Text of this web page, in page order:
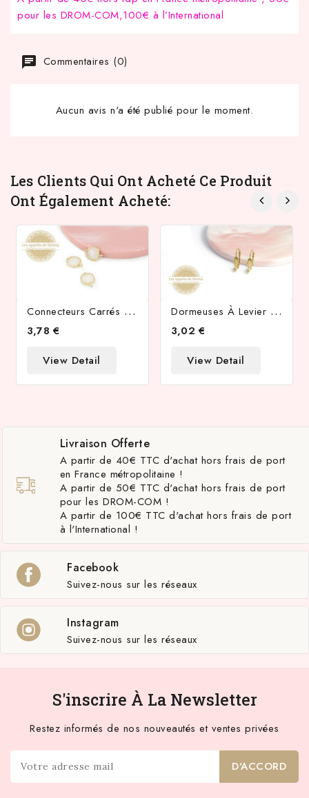
pour les DROM-COM,100€ à l’International
Commentaires (0)
Aucun avis n'a été publié pour le moment.
Les Clients Qui Ont Acheté Ce Produit
Ont Également Acheté:
C
Onnecteurs Carrés En Laiton Doré Verre À Facettes White Smoke
3,78 €
View Detail
D
Ormeuses À Levier En Acier Inoxydable 304 Doré
3,02 €
View Detail
Livraison Offerte
A partir de 40€ TTC d'achat hors frais de port
en France métropolitaine !
A partir de 50€ TTC d'achat hors frais de port
pour les DROM-COM !
A partir de 100€ TTC d'achat hors frais de port
à l'International !
Facebook
Suivez-nous sur les réseaux
Instagram
Suivez-nous sur les réseaux
S'inscrire À La Newsletter
Restez informés de nos nouveautés et ventes privées